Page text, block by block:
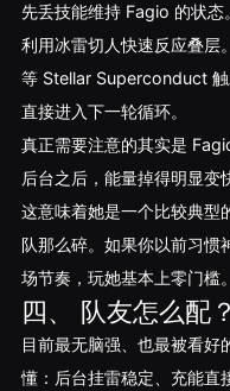
先丢技能维持 Fagio 的状态。
利用冰雷切人快速反应叠层。
等 Stellar Superconduct 触
直接进入下一轮循环。
真正需要注意的其实是
后台之后，能量掉得明显变
这意味着她是一个比较典型
队那么碎。如果你以前习惯
场节奏，玩她基本上零门槛。
四、 队友怎么配
目前最无脑强、也最被看好
懂：后台挂雷稳定、充能直